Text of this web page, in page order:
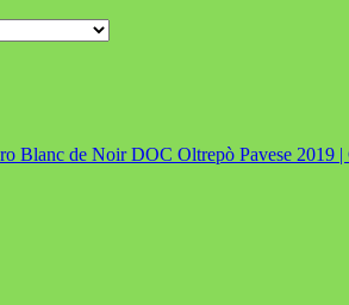
Blanc de Noir DOC Oltrepò Pavese 2019